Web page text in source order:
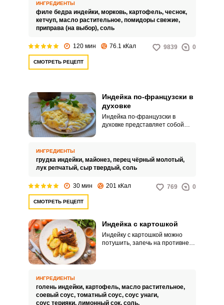
рецепте вам предлагается
запечь индейку в фольге с
добавлением овощей.
ИНГРЕДИЕНТЫ
филе бедра индейки, морковь, картофель, чеснок,
кетчуп, масло растительное, помидоры свежие,
приправа (на выбор), соль
120 мин 76.1 кКал 9839 0
СМОТРЕТЬ РЕЦЕПТ
Индейка по-французски в
духовке
Индейка по-французски в
духовке представляет собой
повседневной пищи. Чтобы
придать нежности блюду, по
желанию волокна индейки
ИНГРЕДИЕНТЫ
грудка индейки, майонез, перец чёрный молотый,
лук репчатый, сыр твердый, соль
30 мин 201 кКал 769 0
СМОТРЕТЬ РЕЦЕПТ
Индейка с картошкой
Индейку с картошкой можно
потушить, запечь на противне, в
как более сочные в сравнении с
грудкой и их маринуем в смеси
томатного соуса, соевого,
ИНГРЕДИЕНТЫ
голень индейки, картофель, масло растительное,
соевый соус, томатный соус, соус унаги,
соус терияки, лимонный сок, соль,